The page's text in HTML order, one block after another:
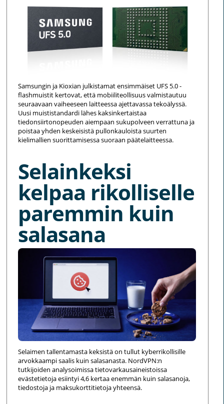
Samsungin ja Kioxian julkistamat ensimmäiset UFS 5.0 -
flashmuistit kertovat, että mobiiliteollisuus valmistautuu
seuraavaan vaiheeseen laitteessa ajettavassa tekoälyssä.
Uusi muististandardi lähes kaksinkertaistaa
tiedonsiirtonopeuden aiempaan sukupolveen verrattuna ja
poistaa yhden keskeisistä pullonkauloista suurten
kielimallien suorittamisessa suoraan päätelaitteessa.
Selainkeksi
kelpaa rikolliselle
paremmin kuin
salasana
Selaimen tallentamasta keksistä on tullut kyberrikollisille
arvokkaampi saalis kuin salasanasta. NordVPN:n
tutkijoiden analysoimissa tietovarkausaineistoissa
evästetietoja esiintyi 4,6 kertaa enemmän kuin salasanoja,
tiedostoja ja maksukorttitietoja yhteensä.